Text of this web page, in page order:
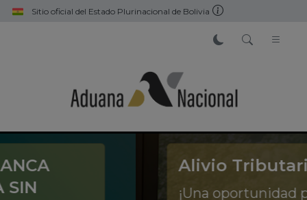
Pasar al contenido principal
Sitio oficial del Estado Plurinacional de Bolivia
Alivio Tributario
¡Una oportunidad para seguir